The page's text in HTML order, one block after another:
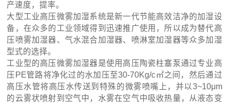
产速度，提率。
大型工业高压微雾加湿系统是新一代节能高效洁净的加湿设
备，在众多的工业领域得到迅速推广使用，所以成为替代高
压喷雾加湿器、气水混合加湿器、喷淋室加湿器等众多加湿
型式的选择。
工业型的高压微雾加湿器是使用高压陶瓷柱塞泵通过专业高
压PE管路将净化过的水加压至30-70Kg/c㎡之间，然后通过
高压水管将高压水传送到特殊的微雾喷嘴上，并以3~10μm
的云雾状喷射到空气中，水雾在空气中吸收热量，从液态变